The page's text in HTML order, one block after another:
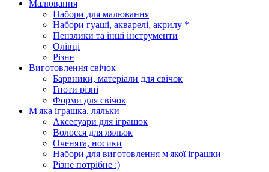
Малювання
Набори для малювання
Набори гуаші, акварелі, акрилу *
Пензлики та інші інструменти
Олівці
Різне
Виготовлення свічок
Барвники, матеріали для свічок
Гноти різні
Форми для свічок
М'яка іграшка, ляльки
Аксесуари для іграшок
Волосся для ляльок
Оченята, носики
Набори для виготовлення м'якої іграшки
Різне потрібне :)